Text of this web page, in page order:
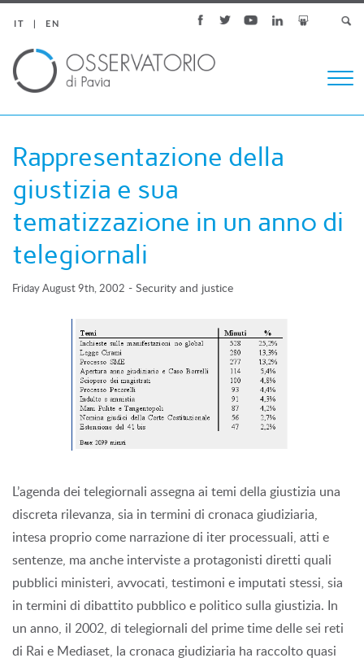
IT EN
Rappresentazione della
giustizia e sua
tematizzazione in un anno di
telegiornali
Friday August 9th, 2002 - Security and justice
L’agenda dei telegiornali assegna ai temi della giustizia una
discreta rilevanza, sia in termini di cronaca giudiziaria,
intesa proprio come narrazione di iter processuali, atti e
sentenze, ma anche interviste a protagonisti diretti quali
pubblici ministeri, avvocati, testimoni e imputati stessi, sia
in termini di dibattito pubblico e politico sulla giustizia. In
un anno, il 2002, di telegiornali del prime time delle sei reti
di Rai e Mediaset, la cronaca giudiziaria ha raccolto quasi